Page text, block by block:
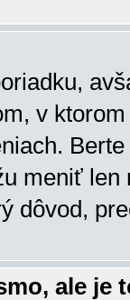
v
meniť
dôvod,
ale je